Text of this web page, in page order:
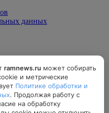
данных
ramnews.ru может собирать
и метрические
Политике обработки и
. Продолжая работу с
на обработку